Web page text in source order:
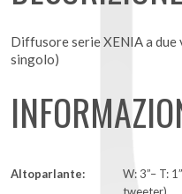
Diffusore serie XENIA a due
singolo)
Altoparlante:
W: 3”– T: